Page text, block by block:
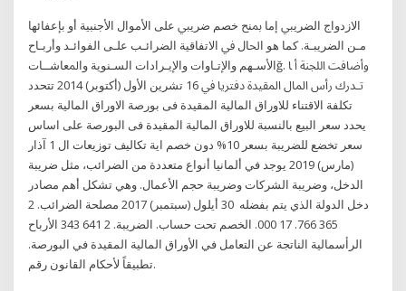
اﻻزدواج اﻟﻀﺮﻳﱯ إﻣﺎ ﲟﻨﺢ ﺧﺼﻢ ﺿﺮﻳﱯ ﻋﻠﻰ اﻷﻣﻮال اﻷﺟﻨﺒﻴﺔ أو ﺑﺈﻋﻔﺎﺋﻬﺎ
ﻣـﻦ اﻟﻀﺮﻳﺒـﺔ. ﻛﻤﺎ ﻫﻮ اﳊﺎل ﰲ اﻻﺗﻔﺎﻗﻴﺔ اﻟﻀﺮاﺋـﺐ ﻋﻠـﻰ اﻟﻔﻮاﺋـﺪ وأرﺑـﺎح
اﻷﺳـﻬﻢ واﻹﺗـﺎوات واﻹﻳـﺮادات اﻟﺴـﻨﻮﻳﺔ واﳌﻌﺎﺷــﺎتğ. وأﺿﺎﻓﺖ اﻟﻠﺠﻨﺔ أ ﺎ
ﺗـﺪرك رأس اﳌﺎل اﳌﻘﻴﺪة دﻓﺘﺮﻳﺎ ﰲ 16 تشرين الأول (أكتوبر) 2014 تتحدد
تكلفة الاقتناء للاوراق المالية المقيدة فى بورصة الاوراق المالية بسعر
يحدد سعر البيع بالنسبة للاوراق المالية المقيدة فى البورصة على اساس
سعر تخضع للضريبة بسعر 10% دون خصم اية تكاليف توزيعات ال 1 آذار
(مارس) 2019 يوجد في ألمانيا أنواع متعددة من الضرائب، مثل ضريبة
الدخل، وضريبة الشركات وضريبة حجم الأعمال. وهي تشكل أهم مصادر
دخل الدولة الذي يتم بفضله 30 أيلول (سبتمبر) 2017 ﻣﺼﻠﺤﺔ ﺍﻟﻀﺮﺍﺋﺐ. 2
365 766. 17 000. ﺍﻟﺨﺼﻢ ﺗﺤﺖ ﺣﺴﺎﺏ. ﺍﻟﻀﺮﻳﺒﺔ. 2 641 343 ﺍﻷﺭﺑﺎﺡ
ﺍﻟﺮﺃﺳﻤﺎﻟﻴﺔ ﺍﻟﻨﺎﺗﺠﺔ ﻋﻦ ﺍﻟﺘﻌﺎﻣﻞ ﻓﻲ ﺍﻷﻭﺭﺍﻕ ﺍﻟﻤﺎﻟﻴﺔ ﺍﻟﻤﻘﻴﺪﺓ ﻓﻲ ﺍﻟﺒﻮﺭﺻﺔ.
ﺗﻄﺒﻴﻘﺎً ﻷﺣﻜﺎﻡ ﺍﻟﻘﺎﻧﻮﻥ ﺭﻗﻢ.